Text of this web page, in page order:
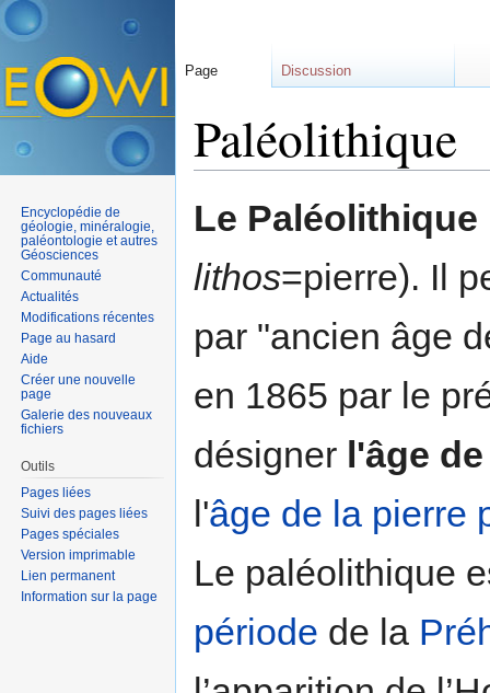
Paléolithique
Le Paléolithique
lithos=pierre). Il
par "ancien âge
en 1865 par le
désigner l'âge
l'âge de la pierre
Le paléolithique
période de la
Page Discussion
Encyclopédie de
géologie, minéralogie,
paléontologie et autres
Géosciences
Communauté
Actualités
Modifications récentes
Page au hasard
Aide
Créer une nouvelle
page
Galerie des nouveaux
fichiers
Outils
Pages liées
Suivi des pages liées
Pages spéciales
Version imprimable
Lien permanent
Information sur la page